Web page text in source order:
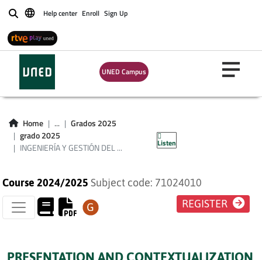
BuscarHelp center Enroll Sign Up
UNED Campus
Home ...
Grados 2025
grado 2025
INGENIERÍA Y GESTIÓN DEL ...
Listen
INGENIERÍA Y
GESTIÓN DEL
CONOCIMIENTO
Course 2024/2025 Subject code: 71024010
REGISTER